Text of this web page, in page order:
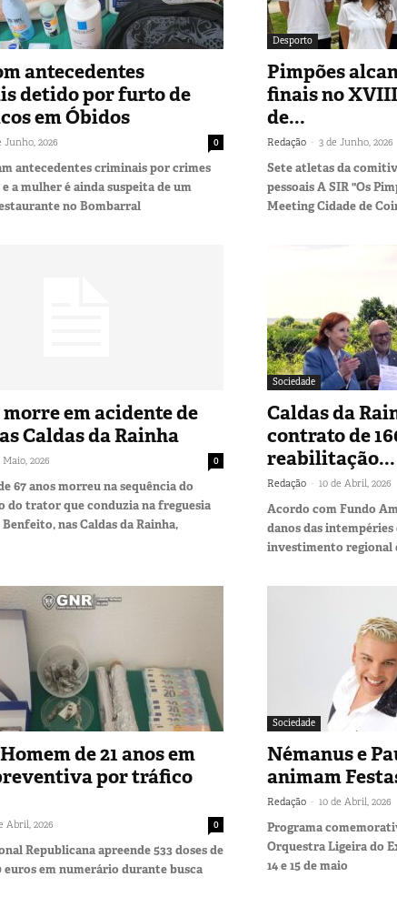
antecedentes
detido por furto de
em Óbidos
Junho, 2026 0
antecedentes criminais por crimes
a mulher é ainda suspeita de um
no Bombarral
Desporto
Pimpões
finais no
de...
Redação - 3 de Junho, 2026
Sete atletas da
pessoais A SIR "Os
Meeting Cidade de
em acidente de
Caldas da Rainha
2026 0
67 anos morreu na sequência do
do trator que conduzia na freguesia
nas Caldas da Rainha,
Sociedade
Caldas da
contrato de
reabilitação...
Redação - 10 de Abril, 2026
Acordo com Fundo
danos das
investimento regional
de 21 anos em
por tráfico
Abril, 2026 0
Republicana apreende 533 doses de
euros em numerário durante busca
Sociedade
Némanus e
animam
Redação - 10 de Abril, 2026
Programa
Orquestra Ligeira do
14 e 15 de maio